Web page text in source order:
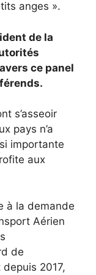
anges ».
de la
ce panel
s’asseoir
pays n’a
importante
aux
à la demande
Aérien
de
2017,